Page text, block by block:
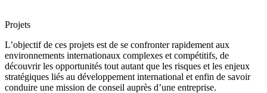
Projets
L’objectif de ces projets est de se confronter rapidement aux
environnements internationaux complexes et compétitifs, de
découvrir les opportunités tout autant que les risques et les enjeux
stratégiques liés au développement international et enfin de savoir
conduire une mission de conseil auprès d’une entreprise.